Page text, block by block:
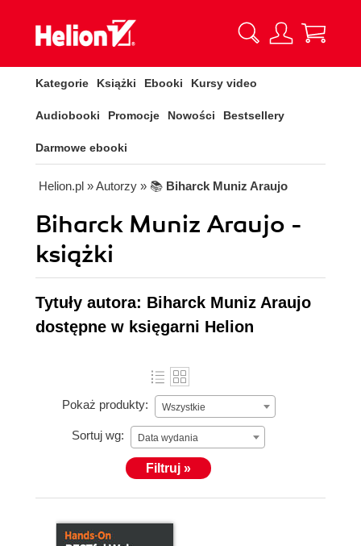
Kategorie Książki Ebooki Kursy video
Audiobooki Promocje Nowości Bestsellery
Darmowe ebooki
Helion.pl » Autorzy » 📚 Biharck Muniz Araujo
Biharck Muniz Araujo -
książki
Tytuły autora: Biharck Muniz Araujo
dostępne w księgarni Helion
Pokaż produkty: Wszystkie
Sortuj wg: Data wydania
Filtruj »